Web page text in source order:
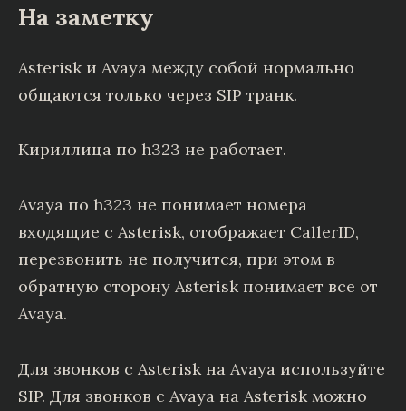
На заметку
Asterisk и Avaya между собой нормально
общаются только через SIP транк.
Кириллица по h323 не работает.
Avaya по h323 не понимает номера
входящие с Asterisk, отображает CallerID,
перезвонить не получится, при этом в
обратную сторону Asterisk понимает все от
Avaya.
Для звонков с Asterisk на Avaya используйте
SIP. Для звонков с Avaya на Asterisk можно